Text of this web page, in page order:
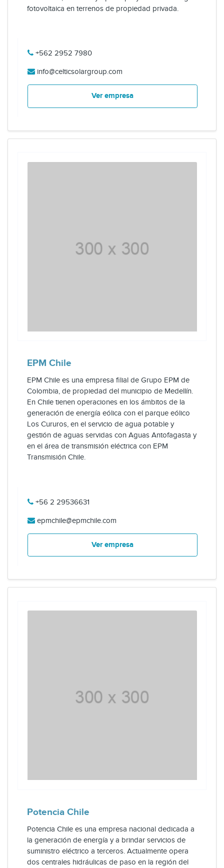
fotovoltaica en terrenos de propiedad privada.
+562 2952 7980
info@celticsolargroup.com
Ver empresa
EPM Chile
EPM Chile es una empresa filial de Grupo EPM de
Colombia, de propiedad del municipio de Medellín.
En Chile tienen operaciones en los ámbitos de la
generación de energía eólica con el parque eólico
Los Cururos, en el servicio de agua potable y
gestión de aguas servidas con Aguas Antofagasta y
en el área de transmisión eléctrica con EPM
Transmisión Chile.
+56 2 29536631
epmchile@epmchile.com
Ver empresa
Potencia Chile
Potencia Chile es una empresa nacional dedicada a
la generación de energía y a brindar servicios de
suministro eléctrico a terceros. Actualmente opera
dos centrales hidráulicas de paso en la región del